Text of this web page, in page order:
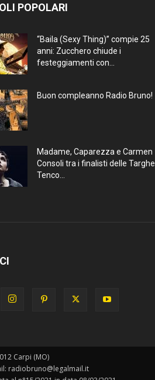
POPOLARI
“Baila (Sexy Thing)” compie 25
anni: Zucchero chiude i
festeggiamenti con...
Buon compleanno Radio Bruno!
Madame, Caparezza e Carmen
Consoli tra i finalisti delle Targhe
Tenco...
Carpi (MO)
radiobruno@legalmail.it